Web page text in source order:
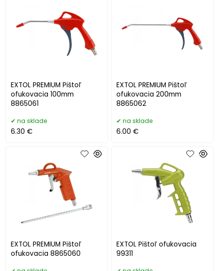
EXTOL PREMIUM Pištoľ
ofukovacia 100mm
8865061
na sklade
6.30 €
EXTOL PREMIUM Pištoľ
ofukovacia 200mm
8865062
na sklade
6.00 €
EXTOL PREMIUM Pištoľ
ofukovacia 8865060
EXTOL Pištoľ ofukovacia
99311